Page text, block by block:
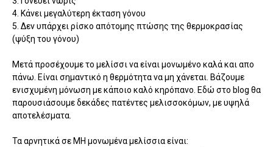
4. Κάνει μεγαλύτερη έκταση γόνου
5. Δεν υπάρχει ρίσκο απότομης πτώσης της θερμοκρασίας
(ψύξη του γόνου)
Μετά προσέχουμε το μελίσσι να είναι μονωμένο καλά και απο
πάνω. Είναι σημαντικό η θερμότητα να μη χάνεται. Βάζουμε
ενισχυμένη μόνωση με κάποιο καλό κηρόπανο. Εδώ στο blog θα
παρουσιάσουμε δεκάδες πατέντες μελισσοκόμων, με υψηλά
αποτελέσματα.
Τα αρνητικά σε ΜΗ μονωμένα μελίσσια είναι: